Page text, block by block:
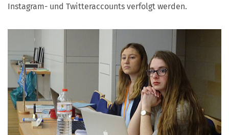
Instagram- und Twitteraccounts verfolgt werden.